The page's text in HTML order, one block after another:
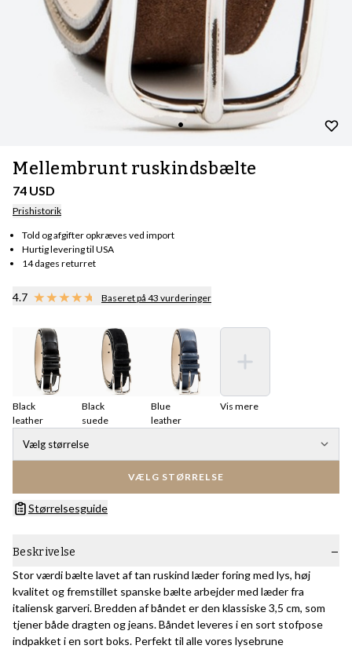
Mellembrunt ruskindsbælte
74 USD
Prishistorik
Told og afgifter opkræves ved import
Hurtig levering til USA
14 dages returret
4.7 Baseret på 43 vurderinger
Black
leather
Black
suede
Blue
leather
Vis mere
Vælg størrelse
VÆLG STØRRELSE
Størrelsesguide
Beskrivelse
Stor værdi bælte lavet af tan ruskind læder foring med lys, høj
kvalitet og fremstillet spanske bælte arbejder med læder fra
italiensk garveri. Bredden af ​​båndet er den klassiske 3,5 cm, som
tjener både dragten og jeans. Båndet leveres i en sort stofpose
indpakket i en sort boks. Perfekt til alle vores lysebrune